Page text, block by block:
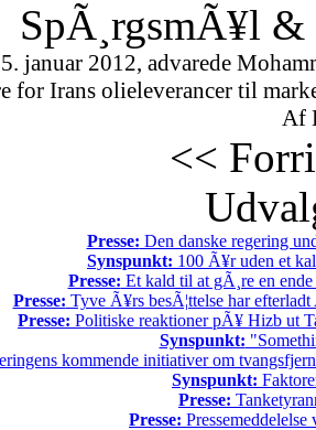
SpÃ¸rgsmÃ¥l
januar 2012, advarede
for Irans olieleverancer til
Af
<<
Presse: Den danske regering
Synspunkt: 100 Ã¥r uden et
Presse: Et kald til at gÃ¸re en
Presse: Tyve Ã¥rs besÃ¦ttelse har
Presse: Politiske reaktioner pÃ¥ Hizb ut
Synspunkt:
kommende initiativer om
Synspunkt:
Presse:
Presse: